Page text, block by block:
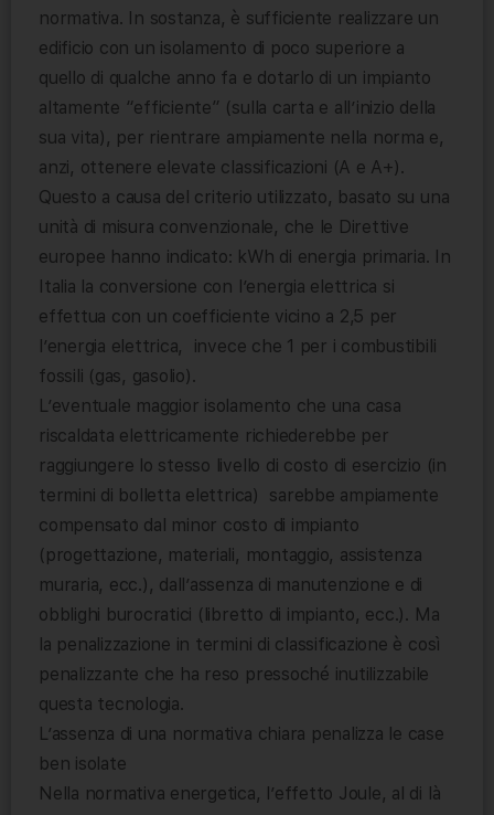
normativa. In sostanza, è sufficiente realizzare un
edificio con un isolamento di poco superiore a
quello di qualche anno fa e dotarlo di un impianto
altamente “efficiente” (sulla carta e all’inizio della
sua vita), per rientrare ampiamente nella norma e,
anzi, ottenere elevate classificazioni (A e A+).
Questo a causa del criterio utilizzato, basato su una
unità di misura convenzionale, che le Direttive
europee hanno indicato: kWh di energia primaria. In
Italia la conversione con l’energia elettrica si
effettua con un coefficiente vicino a 2,5 per
l’energia elettrica, invece che 1 per i combustibili
fossili (gas, gasolio).
L’eventuale maggior isolamento che una casa
riscaldata elettricamente richiederebbe per
raggiungere lo stesso livello di costo di esercizio (in
termini di bolletta elettrica) sarebbe ampiamente
compensato dal minor costo di impianto
(progettazione, materiali, montaggio, assistenza
muraria, ecc.), dall’assenza di manutenzione e di
obblighi burocratici (libretto di impianto, ecc.). Ma
la penalizzazione in termini di classificazione è così
penalizzante che ha reso pressoché inutilizzabile
questa tecnologia.
L’assenza di una normativa chiara penalizza le case
ben isolate
Nella normativa energetica, l’effetto Joule, al di là